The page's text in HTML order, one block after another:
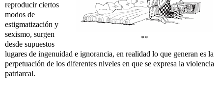
**
reproducir ciertos
modos de
estigmatización y
sexismo, surgen
desde supuestos
lugares de ingenuidad e ignorancia, en realidad lo que generan es la
perpetuación de los diferentes niveles en que se expresa la violencia
patriarcal.